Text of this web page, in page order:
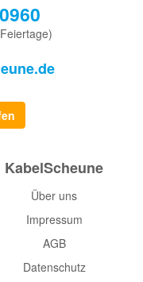
KabelScheune
Über uns
Impressum
AGB
Datenschutz